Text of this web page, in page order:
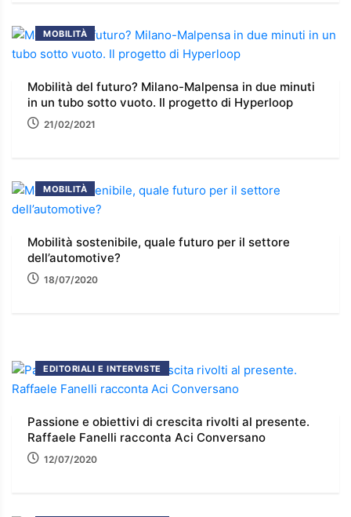
MOBILITÀ
Mobilità del futuro? Milano-Malpensa in due minuti
in un tubo sotto vuoto. Il progetto di Hyperloop
21/02/2021
MOBILITÀ
Mobilità sostenibile, quale futuro per il settore
dell’automotive?
18/07/2020
EDITORIALI E INTERVISTE
Passione e obiettivi di crescita rivolti al presente.
Raffaele Fanelli racconta Aci Conversano
12/07/2020